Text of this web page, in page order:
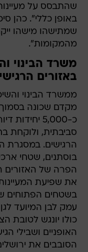
שהתבסס על
באופן כללי". כהן
שמתישהו מישהו
מהמקומות".
משרד הבינוי
באזורים
ממשרד הבינוי
מקדם שכונה
כ-5,000
סביבתית, ולוקחת
הרגישים. במסגרת
בוסתנים, שטחי
הפרה של האזורים
את שפיעת
בשטחים הפתוחים
עמק לבן המיועד
כולו יונגש לטובת
האופניים ושבילי
הסובבים את